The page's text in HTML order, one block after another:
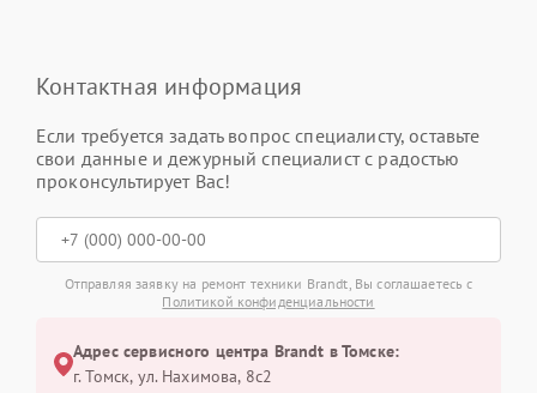
Контактная информация
Если требуется задать вопрос специалисту, оставьте
свои данные и дежурный специалист с радостью
проконсультирует Вас!
Отправляя заявку на ремонт техники Brandt, Вы соглашаетесь с
Политикой конфиденциальности
Адрес сервисного центра Brandt в Томске:
г. Томск, ул. Нахимова, 8с2